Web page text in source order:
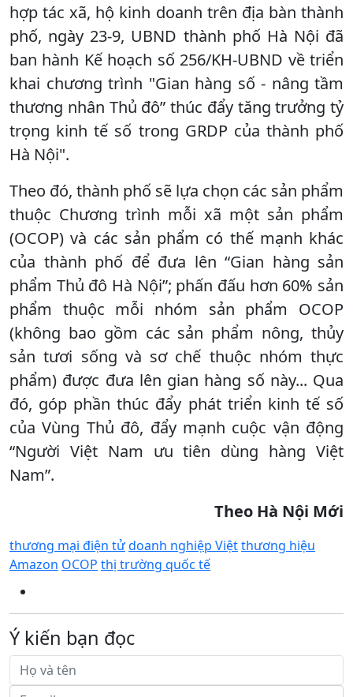
hợp tác xã, hộ kinh doanh trên địa bàn thành
phố, ngày 23-9, UBND thành phố Hà Nội đã
ban hành Kế hoạch số 256/KH-UBND về triển
khai chương trình "Gian hàng số - nâng tầm
thương nhân Thủ đô” thúc đẩy tăng trưởng tỷ
trọng kinh tế số trong GRDP của thành phố
Hà Nội".
Theo đó, thành phố sẽ lựa chọn các sản phẩm
thuộc Chương trình mỗi xã một sản phẩm
(OCOP) và các sản phẩm có thế mạnh khác
của thành phố để đưa lên “Gian hàng sản
phẩm Thủ đô Hà Nội”; phấn đấu hơn 60% sản
phẩm thuộc mỗi nhóm sản phẩm OCOP
(không bao gồm các sản phẩm nông, thủy
sản tươi sống và sơ chế thuộc nhóm thực
phẩm) được đưa lên gian hàng số này... Qua
đó, góp phần thúc đẩy phát triển kinh tế số
của Vùng Thủ đô, đẩy mạnh cuộc vận động
“Người Việt Nam ưu tiên dùng hàng Việt
Nam”.
Theo Hà Nội Mới
thương mại điện tửdoanh nghiệp Việtthương hiệu
Amazon OCOP thị trường quốc tế
Ý kiến bạn đọc